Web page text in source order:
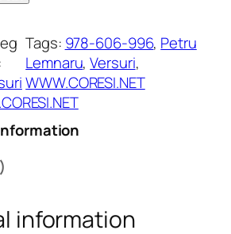
Tags: 978-606-996, Petru
Lemnaru, Versuri
WWW.CORESI.NET
information